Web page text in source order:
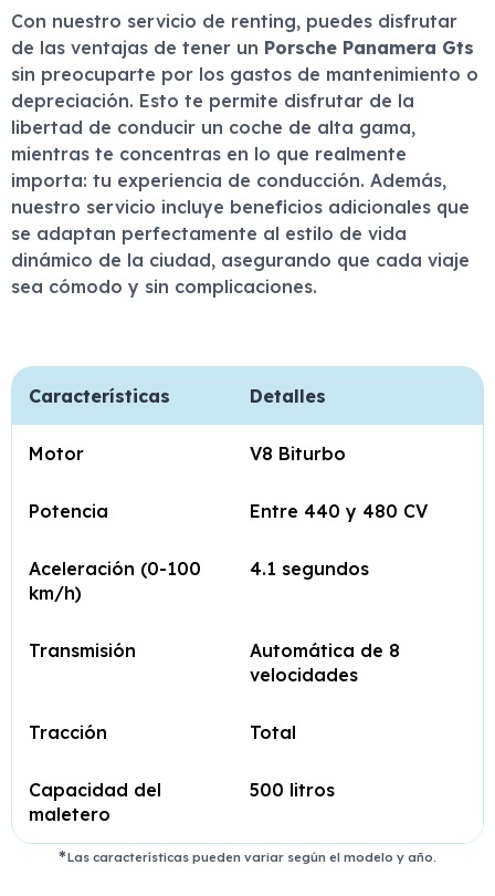
Con nuestro servicio de renting, puedes disfrutar
de las ventajas de tener un Porsche Panamera Gts
sin preocuparte por los gastos de mantenimiento o
depreciación. Esto te permite disfrutar de la
libertad de conducir un coche de alta gama,
mientras te concentras en lo que realmente
importa: tu experiencia de conducción. Además,
nuestro servicio incluye beneficios adicionales que
se adaptan perfectamente al estilo de vida
dinámico de la ciudad, asegurando que cada viaje
sea cómodo y sin complicaciones.
Características Detalles
Motor V8 Biturbo
Potencia Entre 440 y 480 CV
Aceleración (0-100
km/h)
4.1 segundos
Transmisión
Automática de 8
velocidades
Tracción Total
Capacidad del
maletero
500 litros
Las características pueden variar según el modelo y año.